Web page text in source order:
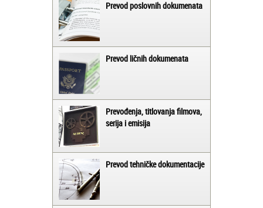
Prevod poslovnih dokumenata
Prevod ličnih dokumenata
Prevođenja, titlovanja filmova,
serija i emisija
Prevod tehničke dokumentacije